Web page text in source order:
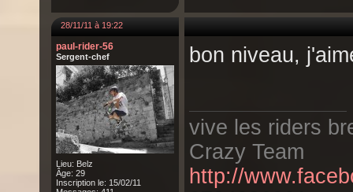
28/11/11 à 19:22
paul-rider-56
Sergent-chef
Lieu: Belz
Âge: 29
Inscription le: 15/02/11
bon niveau,
vive les riders
Crazy Team
http://